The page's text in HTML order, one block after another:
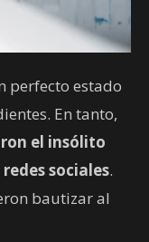
perfecto estado
En tanto,
el insólito
sociales.
bautizar al